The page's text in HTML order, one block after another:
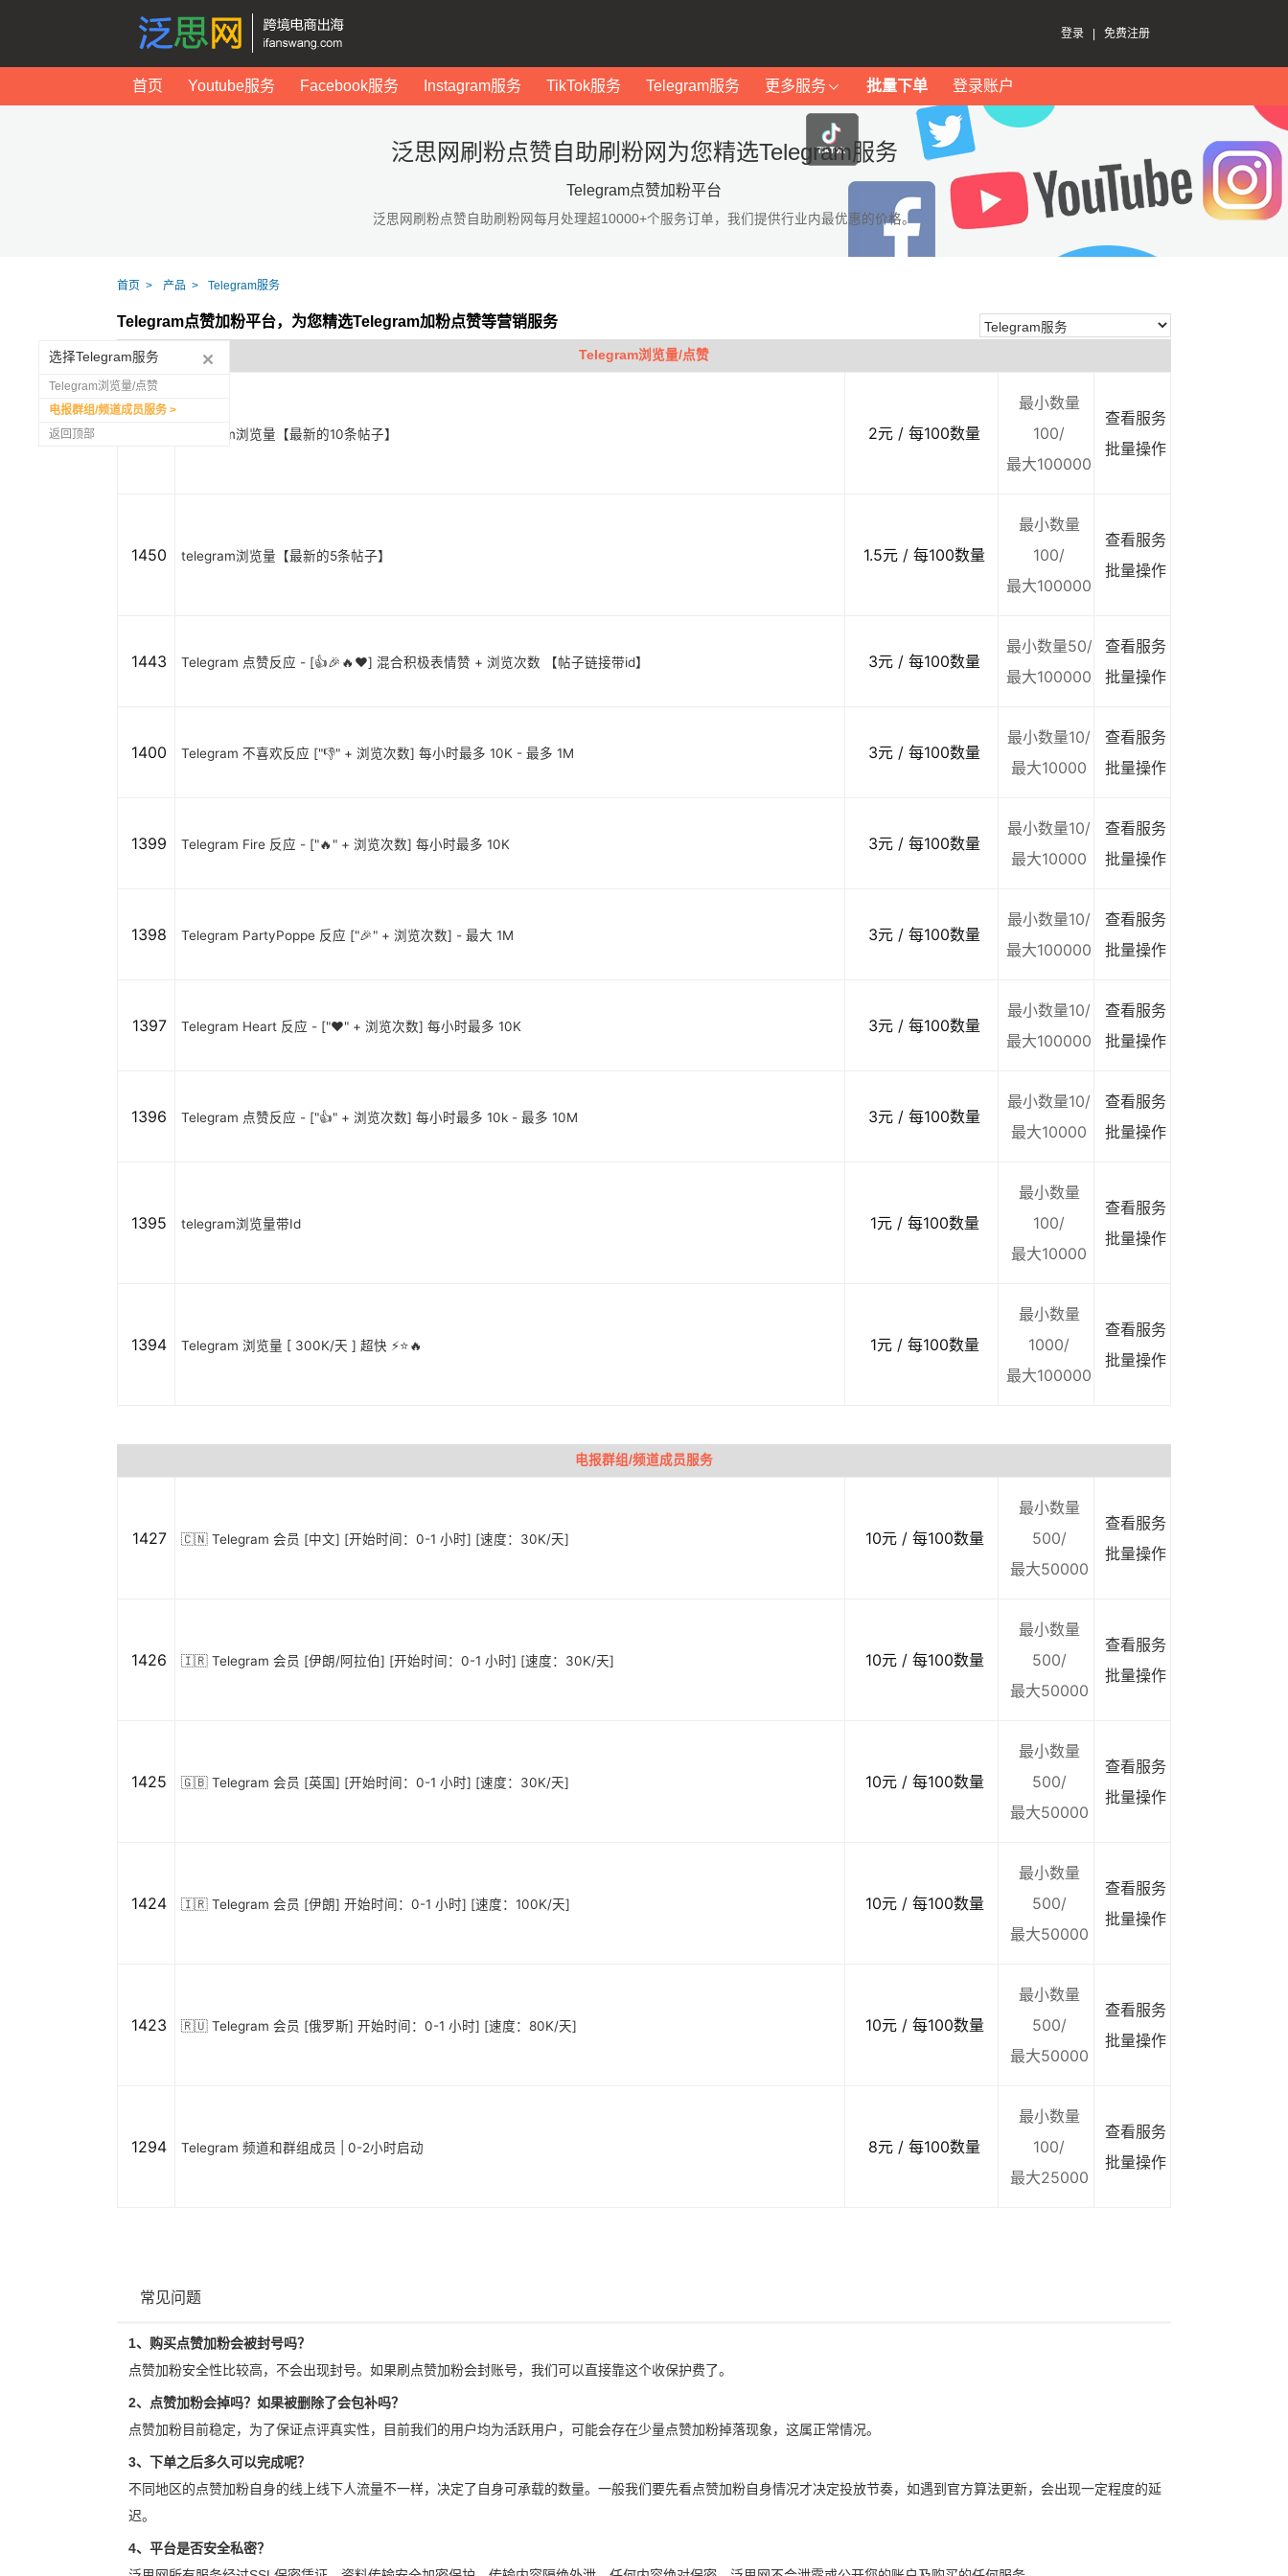
登录 免费注册
首页 Youtube服务 Facebook服务 Instagram服务 TikTok服务 Telegram服务 更多服务 批量下单 登录账户
泛思网刷粉点赞自助刷粉网为您精选Telegram服务
Telegram点赞加粉平台
泛思网刷粉点赞自助刷粉网每月处理超10000+个服务订单，我们提供行业内最优惠的价格。
首页 产品 Telegram服务
Telegram点赞加粉平台，为您精选Telegram加粉点赞等营销服务
Telegram浏览量/点赞
telegram浏览量【最新的10条帖子】 2元 / 每100数量
最小数量
100/
最大100000
查看服务
批量操作
1450 telegram浏览量【最新的5条帖子】 1.5元 / 每100数量
最小数量
100/
最大100000
查看服务
批量操作
1443 Telegram 点赞反应 - [👍🎉🔥❤️] 混合积极表情赞 + 浏览次数 【帖子链接带id】 3元 / 每100数量
最小数量50/
最大100000
查看服务
批量操作
1400 Telegram 不喜欢反应 ["👎" + 浏览次数] 每小时最多 10K - 最多 1M 3元 / 每100数量
最小数量10/
最大10000
查看服务
批量操作
1399 Telegram Fire 反应 - ["🔥" + 浏览次数] 每小时最多 10K 3元 / 每100数量
最小数量10/
最大10000
查看服务
批量操作
1398 Telegram PartyPoppe 反应 ["🎉" + 浏览次数] - 最大 1M 3元 / 每100数量
最小数量10/
最大100000
查看服务
批量操作
1397 Telegram Heart 反应 - ["❤️" + 浏览次数] 每小时最多 10K 3元 / 每100数量
最小数量10/
最大100000
查看服务
批量操作
1396 Telegram 点赞反应 - ["👍" + 浏览次数] 每小时最多 10k - 最多 10M 3元 / 每100数量
最小数量10/
最大10000
查看服务
批量操作
1395 telegram浏览量带Id 1元 / 每100数量
最小数量
100/
最大10000
查看服务
批量操作
1394 Telegram 浏览量 [ 300K/天 ] 超快 ⚡️⭐🔥 1元 / 每100数量
最小数量
1000/
最大100000
查看服务
批量操作
电报群组/频道成员服务
1427 🇨🇳 Telegram 会员 [中文] [开始时间：0-1 小时] [速度：30K/天] 10元 / 每100数量
最小数量
500/
最大50000
查看服务
批量操作
1426 🇮🇷 Telegram 会员 [伊朗/阿拉伯] [开始时间：0-1 小时] [速度：30K/天] 10元 / 每100数量
最小数量
500/
最大50000
查看服务
批量操作
1425 🇬🇧 Telegram 会员 [英国] [开始时间：0-1 小时] [速度：30K/天] 10元 / 每100数量
最小数量
500/
最大50000
查看服务
批量操作
1424 🇮🇷 Telegram 会员 [伊朗] 开始时间：0-1 小时] [速度：100K/天] 10元 / 每100数量
最小数量
500/
最大50000
查看服务
批量操作
1423 🇷🇺 Telegram 会员 [俄罗斯] 开始时间：0-1 小时] [速度：80K/天] 10元 / 每100数量
最小数量
500/
最大50000
查看服务
批量操作
1294 Telegram 频道和群组成员 | 0-2小时启动 8元 / 每100数量
最小数量
100/
最大25000
查看服务
批量操作
常见问题
1、购买点赞加粉会被封号吗？
点赞加粉安全性比较高，不会出现封号。如果刷点赞加粉会封账号，我们可以直接靠这个收保护费了。
2、点赞加粉会掉吗？如果被删除了会包补吗？
点赞加粉目前稳定，为了保证点评真实性，目前我们的用户均为活跃用户，可能会存在少量点赞加粉掉落现象，这属正常情况。
3、下单之后多久可以完成呢？
不同地区的点赞加粉自身的线上线下人流量不一样，决定了自身可承载的数量。一般我们要先看点赞加粉自身情况才决定投放节奏，如遇到官方算法更新，会出现一定程度的延
迟。
4、平台是否安全私密？
选择Telegram服务
Telegram浏览量/点赞
电报群组/频道成员服务
返回顶部